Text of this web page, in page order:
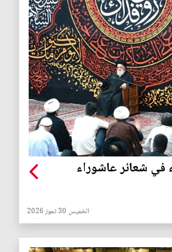
في شعائر عاشوراء
الخميس 30 تموز 2026